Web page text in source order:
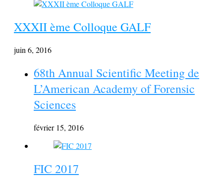
XXXII ème Colloque GALF
juin 6, 2016
68th Annual Scientific Meeting de
L’American Academy of Forensic
Sciences
février 15, 2016
FIC 2017